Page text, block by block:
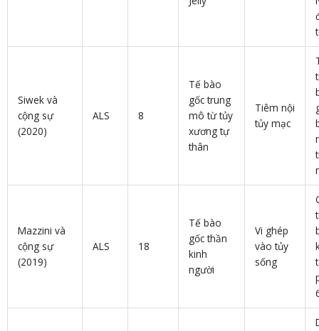
Siwek và
cộng sự
(2020)
ALS 8
Tế bào
gốc trung
mô từ tủy
xương tự
thân
Tiêm nội
tủy mạc
Mazzini và
cộng sự
(2019)
ALS 18
Tế bào
gốc thần
kinh
người
Vi ghép
vào tủy
sống